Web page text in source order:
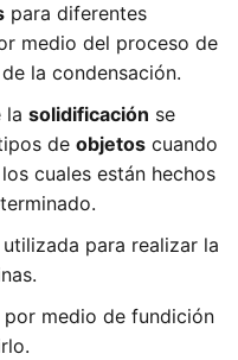
para diferentes
medio del proceso de
la condensación.
la solidificación se
de objetos cuando
cuales están hechos
para realizar la
por medio de fundición